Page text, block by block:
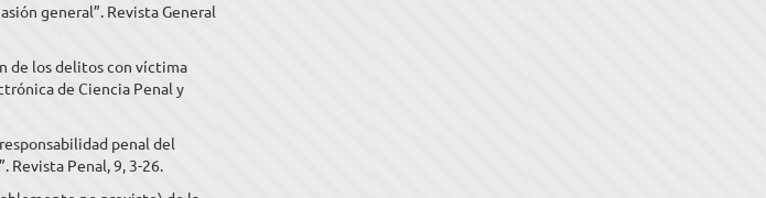
general”. Revista General
de los delitos con víctima
de Ciencia Penal y
penal del
Revista Penal, 9, 3-26.